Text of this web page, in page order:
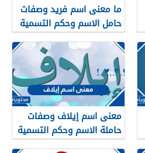
ما معنى اسم فريد وصفات
حامل الاسم وحكم التسمية
به في الإسلام
معنى اسم إيلاف وصفات
حاملة الاسم وحكم التسمية
به في الإسلام